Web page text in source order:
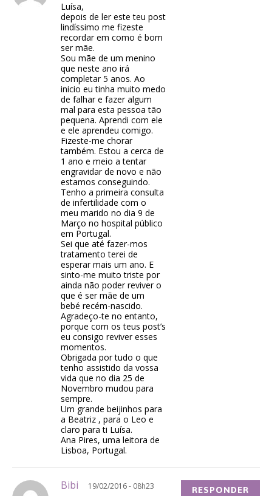
Luísa,
depois de ler este teu post
lindíssimo me fizeste
recordar em como é bom
ser mãe.
Sou mãe de um menino
que neste ano irá
completar 5 anos. Ao
inicio eu tinha muito medo
de falhar e fazer algum
mal para esta pessoa tão
pequena. Aprendi com ele
e ele aprendeu comigo.
Fizeste-me chorar
também. Estou a cerca de
1 ano e meio a tentar
engravidar de novo e não
estamos conseguindo.
Tenho a primeira consulta
de infertilidade com o
meu marido no dia 9 de
Março no hospital público
em Portugal.
Sei que até fazer-mos
tratamento terei de
esperar mais um ano. E
sinto-me muito triste por
ainda não poder reviver o
que é ser mãe de um
bebé recém-nascido.
Agradeço-te no entanto,
porque com os teus post’s
eu consigo reviver esses
momentos.
Obrigada por tudo o que
tenho assistido da vossa
vida que no dia 25 de
Novembro mudou para
sempre.
Um grande beijinhos para
a Beatriz , para o Leo e
claro para ti Luísa.
Ana Pires, uma leitora de
Lisboa, Portugal.
Bibi 19/02/2016 - 08h23 RESPONDER